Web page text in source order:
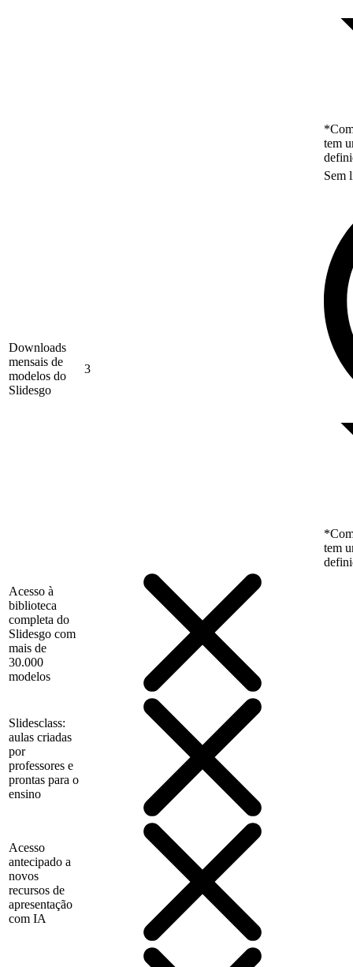
tem
Downloads
mensais de
modelos do
Slidesgo
3
Sem
tem
Acesso à
biblioteca
completa do
Slidesgo com
mais de
30.000
modelos
Slidesclass:
aulas criadas
por
professores e
prontas para o
ensino
Acesso
antecipado a
novos
recursos de
apresentação
com IA